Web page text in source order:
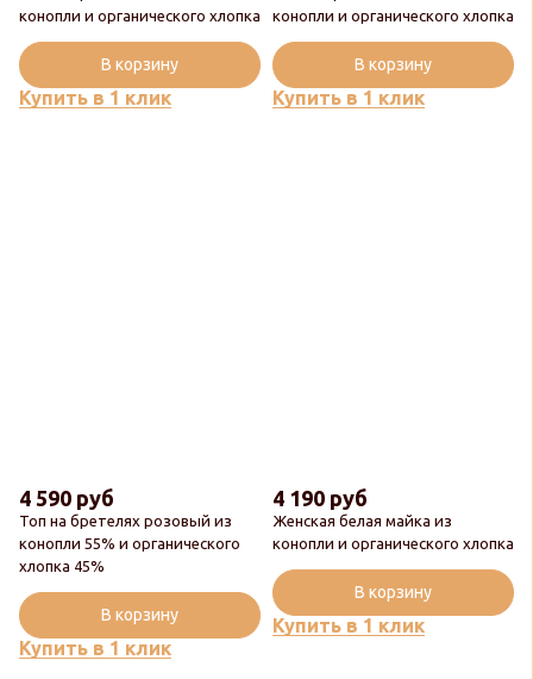
конопли и органического хлопка
Купить в 1 клик
В корзину
Новинка
конопли и органического хлопка
Купить в 1 клик
В корзину
Топ на бретелях розовый из
конопли 55% и органического
хлопка 45%
4 590 руб
Купить в 1 клик
В корзину
Женская белая майка из
конопли и органического хлопка
4 190 руб
Купить в 1 клик
В корзину